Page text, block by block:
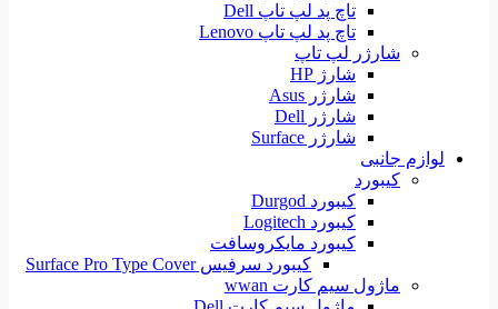
تاچ پد لپ تاپ Dell
تاچ پد لپ تاپ Lenovo
شارژر لپ تاپ
شارژ HP
شارژر Asus
شارژر Dell
شارژر Surface
لوازم جانبی
کیبورد
کیبورد Durgod
کیبورد Logitech
کیبورد مایکروسافت
کیبورد سرفیس Surface Pro Type Cover
ماژول سیم کارت wwan